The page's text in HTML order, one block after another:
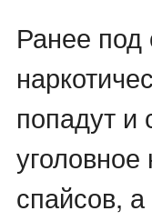
Ранее под
попадут
спайсов,